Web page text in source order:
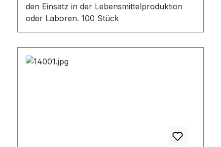
den Einsatz in der Lebensmittelproduktion
oder Laboren. 100 Stück